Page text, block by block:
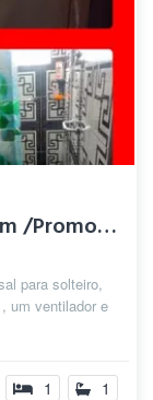
Quarto Mobiliado Solteiro-Belém /Promoçã...
para solteiro,
um ventilador e
1 1